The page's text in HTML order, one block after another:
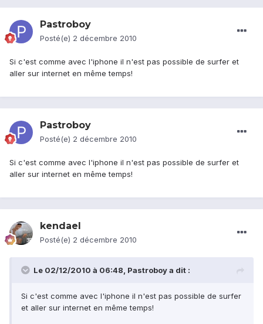
Pastroboy
Posté(e) 2 décembre 2010
Si c'est comme avec l'iphone il n'est pas possible de surfer et
aller sur internet en même temps!
Pastroboy
Posté(e) 2 décembre 2010
Si c'est comme avec l'iphone il n'est pas possible de surfer et
aller sur internet en même temps!
kendael
Posté(e) 2 décembre 2010
Le 02/12/2010 à 06:48, Pastroboy a dit :
Si c'est comme avec l'iphone il n'est pas possible de surfer
et aller sur internet en même temps!